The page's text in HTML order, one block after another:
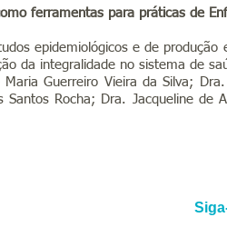
ferramentas para práticas de
epidemiológicos e de
da integralidade no sistema de
Guerreiro Vieira da Silva;
Santos Rocha; Dra. Jacqueline de